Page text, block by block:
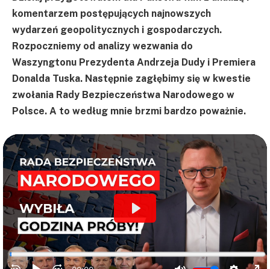
komentarzem postępujących najnowszych
wydarzeń geopolitycznych i gospodarczych.
Rozpoczniemy od analizy wezwania do
Waszyngtonu Prezydenta Andrzeja Dudy i Premiera
Donalda Tuska. Następnie zagłębimy się w kwestie
zwołania Rady Bezpieczeństwa Narodowego w
Polsce. A to według mnie brzmi bardzo poważnie.